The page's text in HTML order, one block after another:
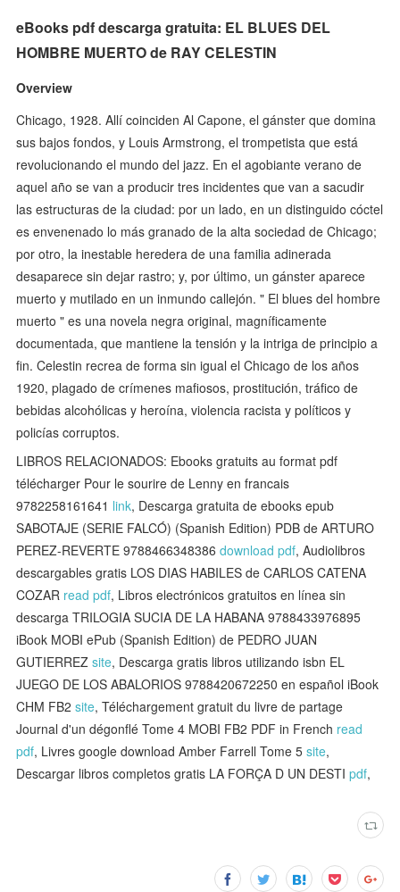
eBooks pdf descarga gratuita: EL BLUES DEL
HOMBRE MUERTO de RAY CELESTIN
Overview
Chicago, 1928. Allí coinciden Al Capone, el gánster que domina
sus bajos fondos, y Louis Armstrong, el trompetista que está
revolucionando el mundo del jazz. En el agobiante verano de
aquel año se van a producir tres incidentes que van a sacudir
las estructuras de la ciudad: por un lado, en un distinguido cóctel
es envenenado lo más granado de la alta sociedad de Chicago;
por otro, la inestable heredera de una familia adinerada
desaparece sin dejar rastro; y, por último, un gánster aparece
muerto y mutilado en un inmundo callejón. " El blues del hombre
muerto " es una novela negra original, magníficamente
documentada, que mantiene la tensión y la intriga de principio a
fin. Celestin recrea de forma sin igual el Chicago de los años
1920, plagado de crímenes mafiosos, prostitución, tráfico de
bebidas alcohólicas y heroína, violencia racista y políticos y
policías corruptos.
LIBROS RELACIONADOS: Ebooks gratuits au format pdf
télécharger Pour le sourire de Lenny en francais
9782258161641 link, Descarga gratuita de ebooks epub
SABOTAJE (SERIE FALCÓ) (Spanish Edition) PDB de ARTURO
PEREZ-REVERTE 9788466348386download pdf, Audiolibros
descargables gratis LOS DIAS HABILES de CARLOS CATENA
COZAR read pdf, Libros electrónicos gratuitos en línea sin
descarga TRILOGIA SUCIA DE LA HABANA 9788433976895
iBook MOBI ePub (Spanish Edition) de PEDRO JUAN
GUTIERREZsite, Descarga gratis libros utilizando isbn EL
JUEGO DE LOS ABALORIOS 9788420672250 en español iBook
CHM FB2site, Téléchargement gratuit du livre de partage
Journal d'un dégonflé Tome 4 MOBI FB2 PDF in French read
pdf, Livres google download Amber Farrell Tome 5site,
Descargar libros completos gratis LA FORÇA D UN DESTIpdf,